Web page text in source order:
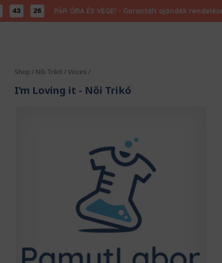
43 : 26 PÁR ÓRA ÉS VÉGE! - Garantált ajándék
Shop / Női Trikó /Vicces /
I’m Loving it - Női Trikó